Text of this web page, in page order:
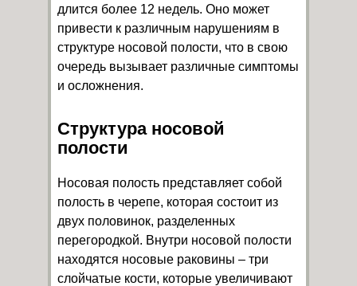
длится более 12 недель. Оно может
привести к различным нарушениям в
структуре носовой полости, что в свою
очередь вызывает различные симптомы
и осложнения.
Структура носовой
полости
Носовая полость представляет собой
полость в черепе, которая состоит из
двух половинок, разделенных
перегородкой. Внутри носовой полости
находятся носовые раковины – три
слойчатые кости, которые увеличивают